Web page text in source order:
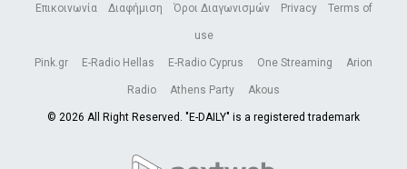
Επικοινωνία Διαφήμιση Όροι Διαγωνισμών Privacy Terms of
use
Pink.gr E-Radio Hellas E-Radio Cyprus One Streaming Arion
Radio Athens Party Akous
© 2026 All Right Reserved. "E-DAILY" is a registered trademark